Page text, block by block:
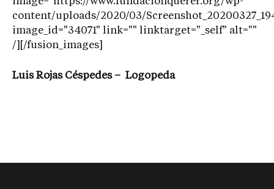
content/uploads/2020/03/
image_id="34071" link="" linktarget="_self" alt=""
/][/fusion_images]
Luis Rojas Céspedes – Logopeda